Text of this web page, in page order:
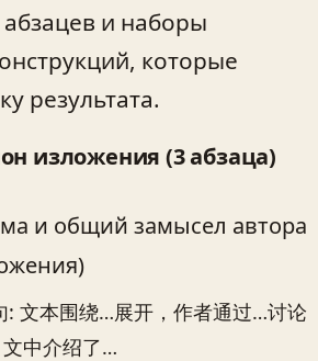
и наборы
которые
результата.
изложения (3 абзаца)
и общий замысел автора
: 文本围绕…展开，作者通过…讨论
中介绍了…